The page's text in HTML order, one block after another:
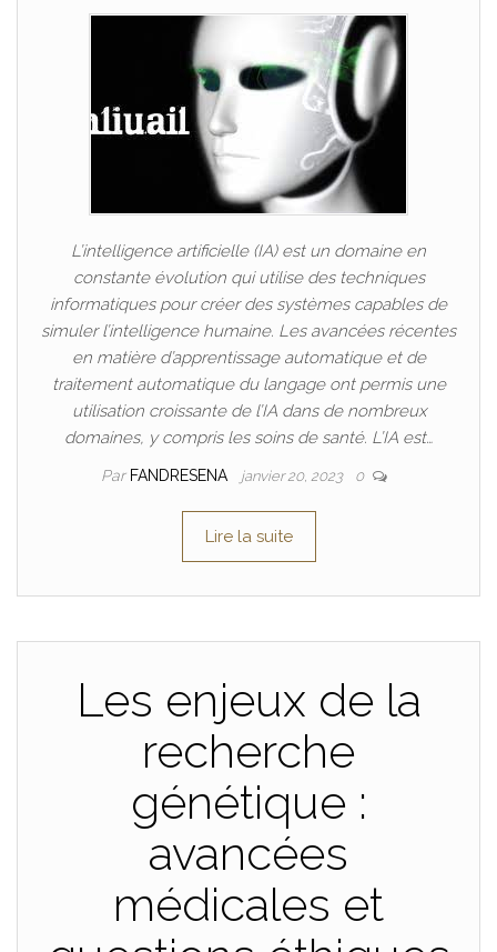
L’intelligence artificielle (IA) est un domaine en
constante évolution qui utilise des techniques
informatiques pour créer des systèmes capables de
simuler l’intelligence humaine. Les avancées récentes
en matière d’apprentissage automatique et de
traitement automatique du langage ont permis une
utilisation croissante de l’IA dans de nombreux
domaines, y compris les soins de santé. L’IA est…
Par FANDRESENA janvier 20, 2023 0
Lire la suite
Les enjeux de la
recherche
génétique :
avancées
médicales et